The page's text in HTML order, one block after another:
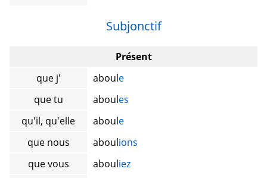
Subjonctif
Présent
que j'
aboule
que tu
aboules
qu'il, qu'elle
aboule
que nous
aboulions
que vous
abouliez